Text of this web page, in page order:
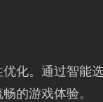
化。通过智能
的游戏体验。